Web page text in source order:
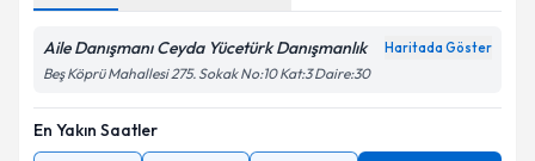
Aile Danışmanı Ceyda Yücetürk Danışmanlık Haritada Göster
Beş Köprü Mahallesi 275. Sokak No:10 Kat:3 Daire:30
En Yakın Saatler